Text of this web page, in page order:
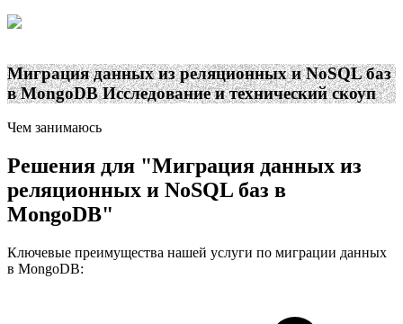
Миграция данных из реляционных и NoSQL баз
в MongoDB Исследование и технический скоуп
Чем занимаюсь
Решения для "Миграция данных из
реляционных и NoSQL баз в
MongoDB"
Ключевые преимущества нашей услуги по миграции данных
в MongoDB: